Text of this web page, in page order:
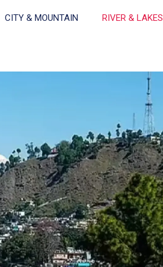
CITY & MOUNTAIN RIVER & LAKES